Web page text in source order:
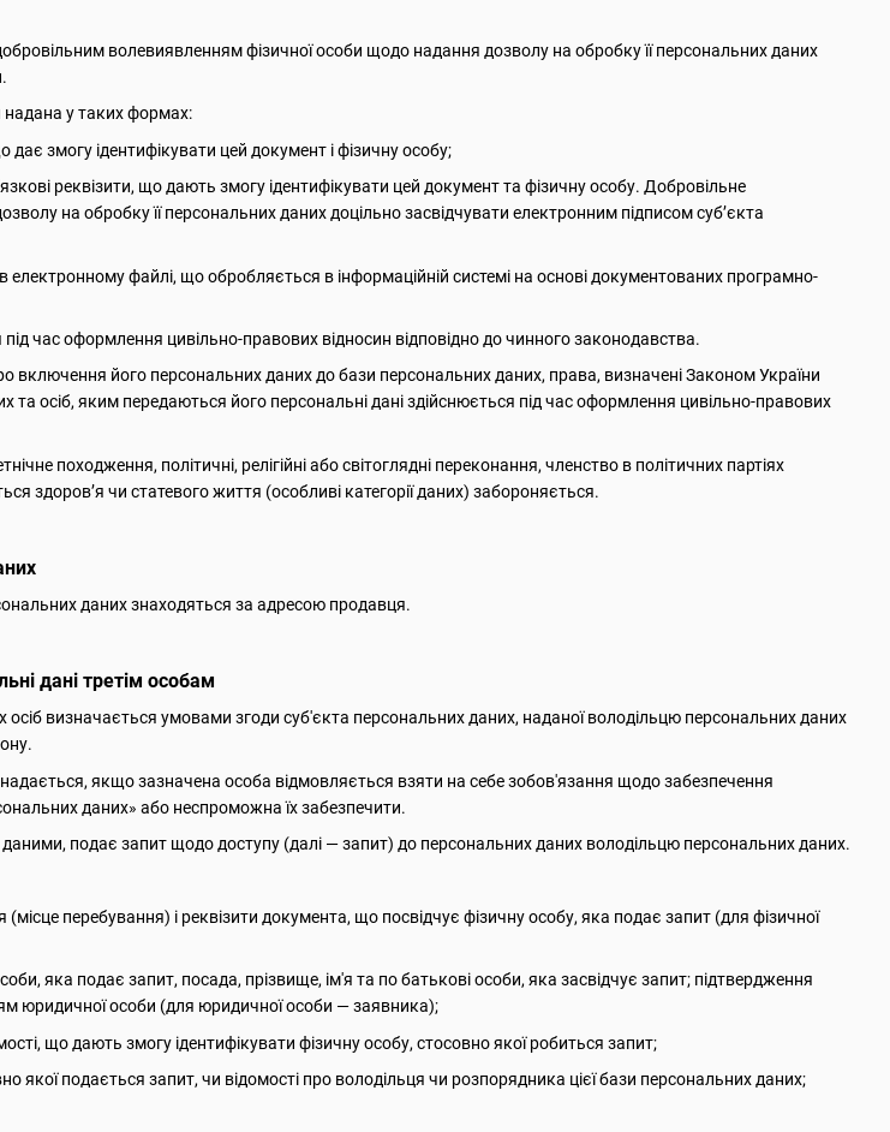
волевиявленням фізичної особи щодо надання дозволу на обробку її персональних даних
надана у таких формах:
змогу ідентифікувати цей документ і фізичну особу;
реквізити, що дають змогу ідентифікувати цей документ та фізичну особу. Добровільне
на обробку її персональних даних доцільно засвідчувати електронним підписом суб’єкта
в електронному файлі, що обробляється в інформаційній системі на основі документованих програмно-
час оформлення цивільно-правових відносин відповідно до чинного законодавства.
включення його персональних даних до бази персональних даних, права, визначені Законом України
та осіб, яким передаються його персональні дані здійснюється під час оформлення цивільно-правових
походження, політичні, релігійні або світоглядні переконання, членство в політичних партіях
здоров’я чи статевого життя (особливі категорії даних) забороняється.
даних знаходяться за адресою продавця.
дані третім особам
осіб визначається умовами згоди суб'єкта персональних даних, наданої володільцю персональних даних
якщо зазначена особа відмовляється взяти на себе зобов'язання щодо забезпечення
даних» або неспроможна їх забезпечити.
подає запит щодо доступу (далі — запит) до персональних даних володільцю персональних даних.
перебування) і реквізити документа, що посвідчує фізичну особу, яка подає запит (для фізичної
яка подає запит, посада, прізвище, ім'я та по батькові особи, яка засвідчує запит; підтвердження
юридичної особи (для юридичної особи — заявника);
що дають змогу ідентифікувати фізичну особу, стосовно якої робиться запит;
якої подається запит, чи відомості про володільця чи розпорядника цієї бази персональних даних;